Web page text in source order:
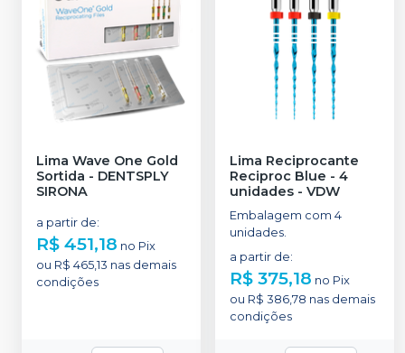
Lima Wave One Gold
Sortida - DENTSPLY
SIRONA
a partir de:
R$ 451,18 no Pix
ou R$ 465,13 nas demais
condições
Lima Reciprocante
Reciproc Blue - 4
unidades - VDW
Embalagem com 4
unidades.
a partir de:
R$ 375,18 no Pix
ou R$ 386,78 nas demais
condições